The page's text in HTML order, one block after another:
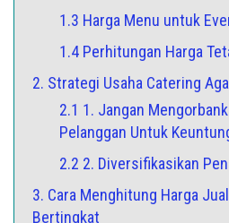
1.3 Harga Menu untuk
1.4 Perhitungan Harga
2. Strategi Usaha Catering
2.1 1. Jangan
Pelanggan Untuk
2.2 2. Diversifikasikan
3. Cara Menghitung Harga
Bertingkat